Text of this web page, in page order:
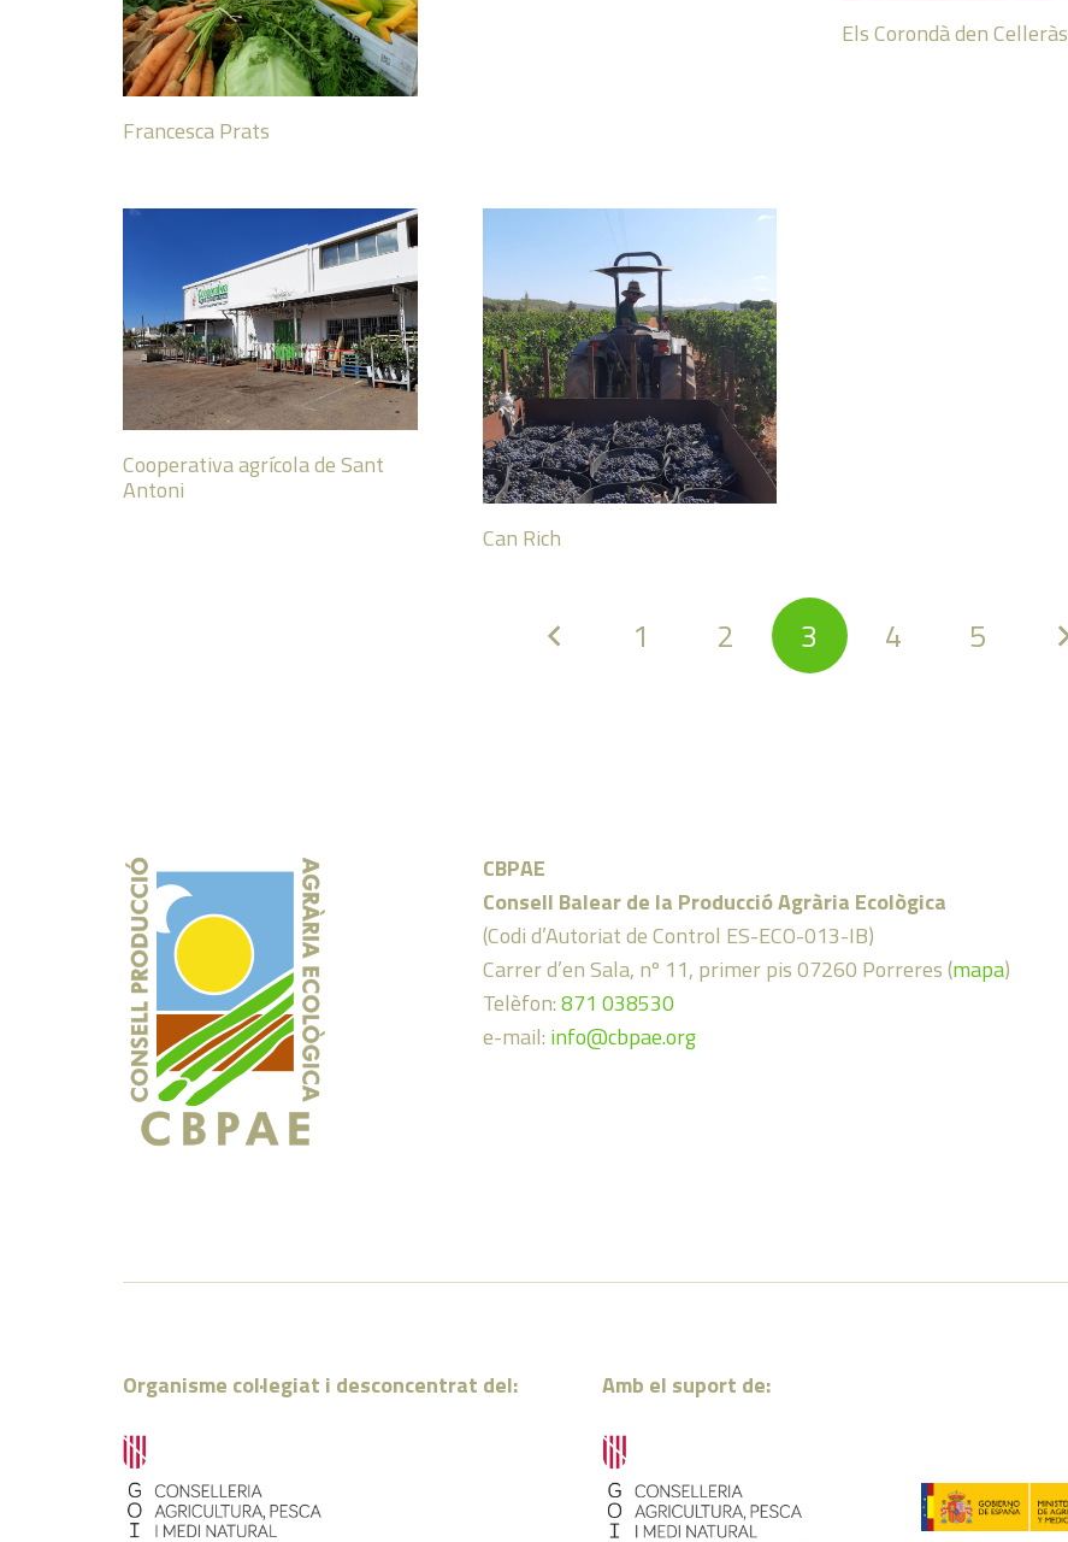
Francesca Prats
Els Corondà den Celleràs
Cooperativa agrícola de Sant
Antoni
Can Rich
1 2 3 4 5
CBPAE
Consell Balear de la Producció Agrària Ecològica
(Codi d’Autoriat de Control ES-ECO-013-IB)
Carrer d’en Sala, nº 11, primer pis 07260 Porreres (mapa)
Telèfon:871 038530
e-mail: info@cbpae.org
Organisme col·legiat i desconcentrat del: Amb el suport de: